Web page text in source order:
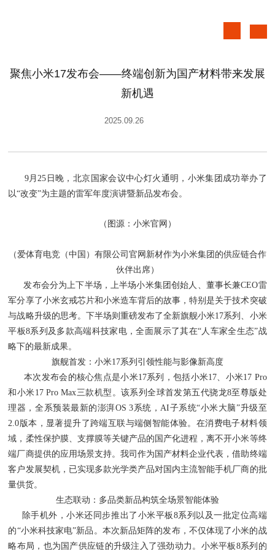
聚焦小米17发布会——终端创新为国产材料带来发展
新机遇
2025.09.26
9月25日晚，北京国家会议中心灯火通明，小米集团成功举办了
以“改变”为主题的雷军年度演讲暨新品发布会。
（图源：小米官网）
（爱体育电竞（中国）有限公司官网新材作为小米集团的供应链合作
伙伴出席）
发布会分为上下半场，上半场小米集团创始人、董事长兼CEO雷
军分享了小米玄戒芯片和小米造车背后的故事，特别是关于技术突破
与战略升级的思考。下半场则重磅发布了全新旗舰小米17系列、小米
平板8系列及多款高端科技家电，全面展示了其在“人车家全生态”战
略下的最新成果。
旗舰首发：小米17系列引领性能与影像新高度
本次发布会的核心焦点是小米17系列，包括小米17、小米17 Pro
和小米17 Pro Max三款机型。该系列全球首发第五代骁龙8至尊版处
理器，全系预装最新的澎湃OS 3系统，AI子系统“小米大脑”升级至
2.0版本，显著提升了跨端互联与端侧智能体验。在消费电子材料领
域，柔性保护膜、支撑膜等关键产品的国产化进程，离不开小米等终
端厂商提供的应用场景支持。我司作为国产材料企业代表，借助终端
客户发展契机，已实现多款光学类产品对国内主流智能手机厂商的批
量供货。
生态联动：多品类新品构筑全场景智能体验
除手机外，小米还同步推出了小米平板8系列以及一批定位高端
的“小米科技家电”新品。本次新品矩阵的发布，不仅体现了小米的战
略布局，也为国产供应链的升级注入了强劲动力。小米平板8系列的